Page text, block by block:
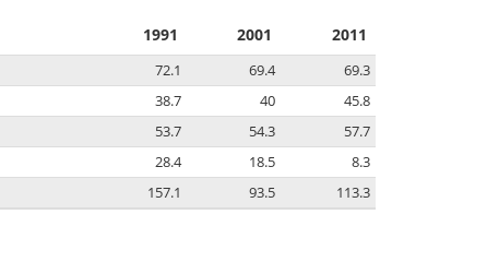
1991 2001 2011
72.1 69.4
69.3
38.7 40
45.8
53.7 54.3
57.7
28.4 18.5
8.3
157.1 93.5 113.3